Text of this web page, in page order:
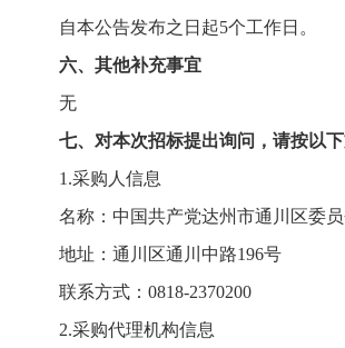
自本公告发布之日起5个工作日。
六、其他补充事宜
无
七、对本次招标提出询问，请按以下
1.采购人信息
名称：中国共产党达州市通川区委员
地址：通川区通川中路196号
联系方式：0818-2370200
2.采购代理机构信息